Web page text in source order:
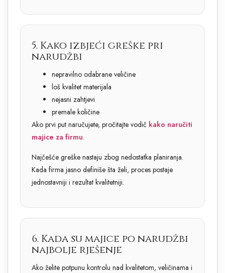
5. Kako izbjeći greške pri
narudžbi
nepravilno odabrane veličine
loš kvalitet materijala
nejasni zahtjevi
premale količine
Ako prvi put naručujete, pročitajte vodič kako naručiti
majice za firmu.
Najčešće greške nastaju zbog nedostatka planiranja.
Kada firma jasno definiše šta želi, proces postaje
jednostavniji i rezultat kvalitetniji.
6. Kada su majice po narudžbi
najbolje rješenje
Ako želite potpunu kontrolu nad kvalitetom, veličinama i